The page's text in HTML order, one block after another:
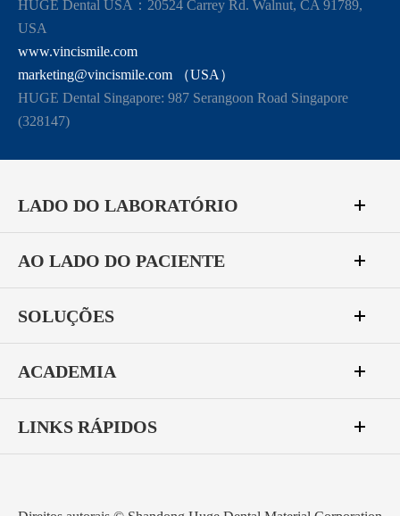
HUGE Dental USA：20524 Carrey Rd. Walnut, CA 91789,
USA
www.vincismile.com
marketing@vincismile.com （USA）
HUGE Dental Singapore: 987 Serangoon Road Singapore
(328147)
LADO DO LABORATÓRIO
AO LADO DO PACIENTE
SOLUÇÕES
ACADEMIA
LINKS RÁPIDOS